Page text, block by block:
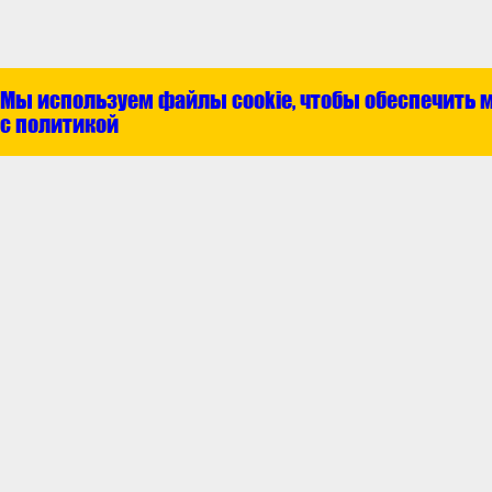
Мы используем файлы cookie, чтобы обеспечить
с политикой